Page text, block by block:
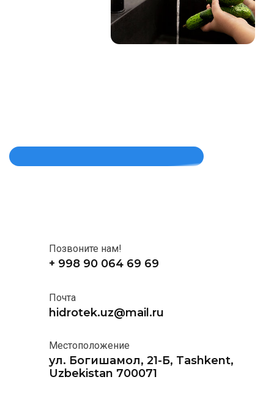
Позвоните нам!
+ 998 90 064 69 69
Почта
hidrotek.uz@mail.ru
Местоположение
ул. Богишамол, 21-Б, Tashkent,
Uzbekistan 700071